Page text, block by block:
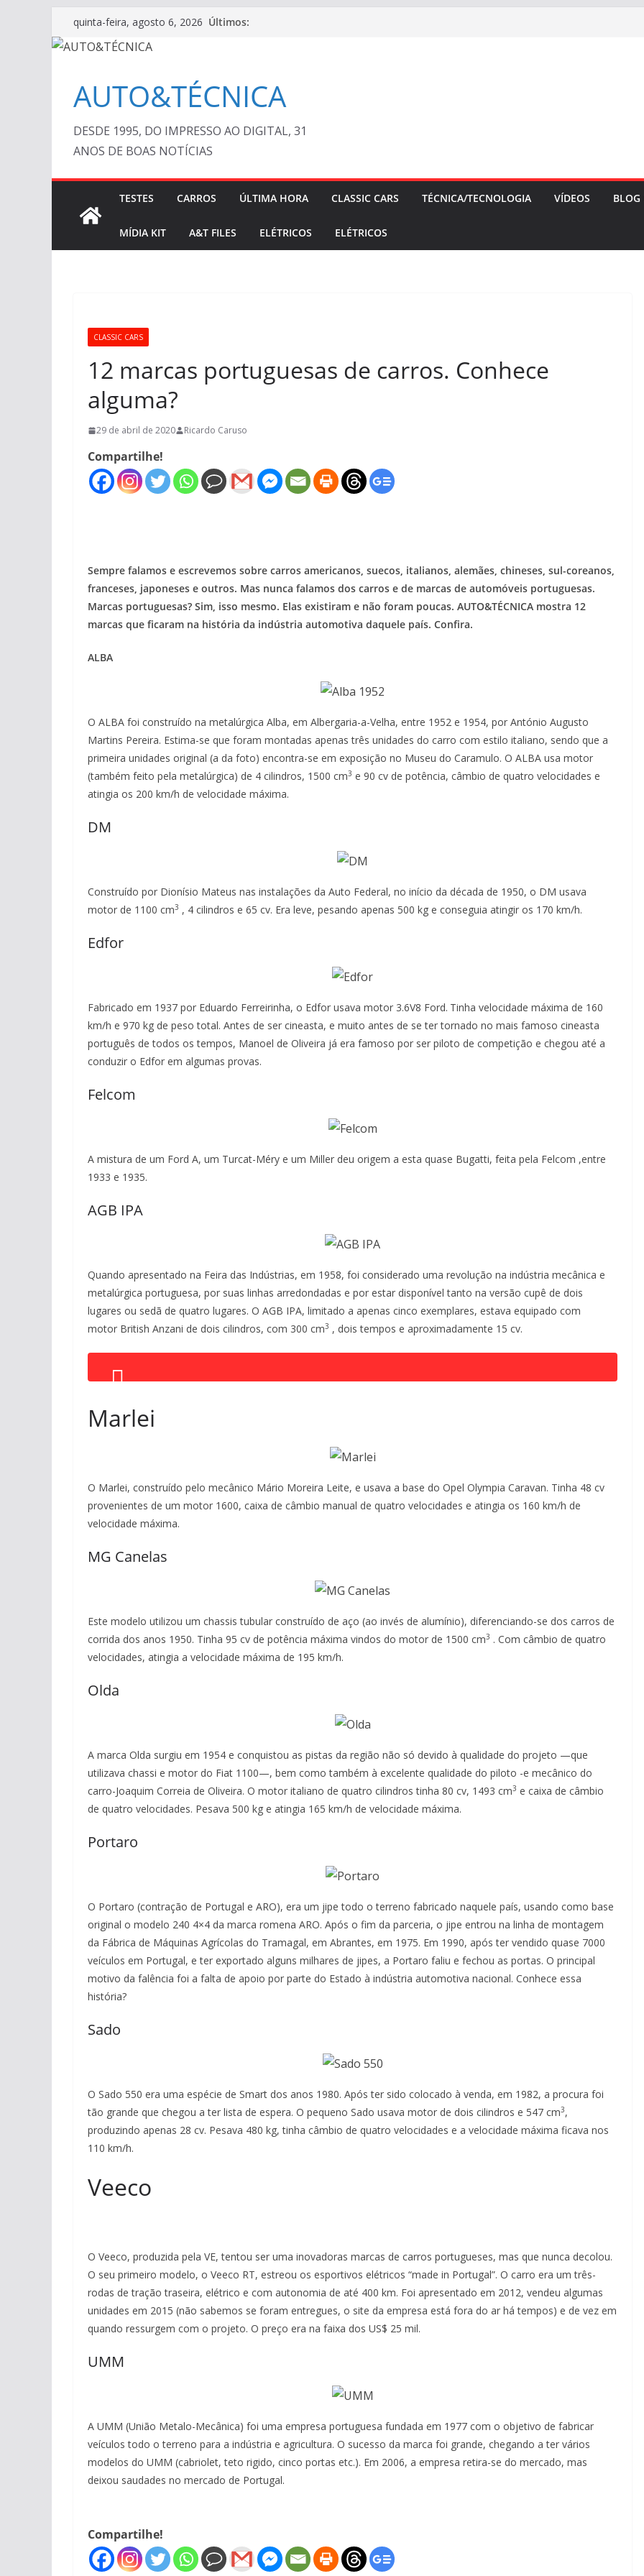
Pular
para
quinta-feira, agosto 6, 2026 Últimos:
AUTO&TÉCNICA
DESDE 1995, DO IMPRESSO AO DIGITAL, 31
ANOS DE BOAS NOTÍCIAS
TESTES CARROS ÚLTIMA HORA CLASSIC CARS TÉCNICA/TECNOLOGIA VÍDEOS BLOG
MÍDIA KIT A&T FILES ELÉTRICOS ELÉTRICOS
CLASSIC CARS
12 marcas portuguesas de carros. Conhece
alguma?
29 de abril de 2020 Ricardo Caruso
Compartilhe!
Sempre falamos e escrevemos sobre carros americanos, suecos, italianos, alemães, chineses, sul-coreanos,
franceses, japoneses e outros. Mas nunca falamos dos carros e de marcas de automóveis portuguesas.
Marcas portuguesas? Sim, isso mesmo. Elas existiram e não foram poucas. AUTO&TÉCNICA mostra 12
marcas que ficaram na história da indústria automotiva daquele país. Confira.
ALBA
O ALBA foi construído na metalúrgica Alba, em Albergaria-a-Velha, entre 1952 e 1954, por António Augusto
Martins Pereira. Estima-se que foram montadas apenas três unidades do carro com estilo italiano, sendo que a
primeira unidades original (a da foto) encontra-se em exposição no Museu do Caramulo. O ALBA usa motor
(também feito pela metalúrgica) de 4 cilindros, 1500 cm3 e 90 cv de potência, câmbio de quatro velocidades e
atingia os 200 km/h de velocidade máxima.
DM
Construído por Dionísio Mateus nas instalações da Auto Federal, no início da década de 1950, o DM usava
motor de 1100 cm3 , 4 cilindros e 65 cv. Era leve, pesando apenas 500 kg e conseguia atingir os 170 km/h.
Edfor
Fabricado em 1937 por Eduardo Ferreirinha, o Edfor usava motor 3.6V8 Ford. Tinha velocidade máxima de 160
km/h e 970 kg de peso total. Antes de ser cineasta, e muito antes de se ter tornado no mais famoso cineasta
português de todos os tempos, Manoel de Oliveira já era famoso por ser piloto de competição e chegou até a
conduzir o Edfor em algumas provas.
Felcom
A mistura de um Ford A, um Turcat-Méry e um Miller deu origem a esta quase Bugatti, feita pela Felcom ,entre
1933 e 1935.
AGB IPA
Quando apresentado na Feira das Indústrias, em 1958, foi considerado uma revolução na indústria mecânica e
metalúrgica portuguesa, por suas linhas arredondadas e por estar disponível tanto na versão cupê de dois
lugares ou sedã de quatro lugares. O AGB IPA, limitado a apenas cinco exemplares, estava equipado com
motor British Anzani de dois cilindros, com 300 cm3 , dois tempos e aproximadamente 15 cv.
Marlei
O Marlei, construído pelo mecânico Mário Moreira Leite, e usava a base do Opel Olympia Caravan. Tinha 48 cv
provenientes de um motor 1600, caixa de câmbio manual de quatro velocidades e atingia os 160 km/h de
velocidade máxima.
MG Canelas
Este modelo utilizou um chassis tubular construído de aço (ao invés de alumínio), diferenciando-se dos carros de
corrida dos anos 1950. Tinha 95 cv de potência máxima vindos do motor de 1500 cm3 . Com câmbio de quatro
velocidades, atingia a velocidade máxima de 195 km/h.
Olda
A marca Olda surgiu em 1954 e conquistou as pistas da região não só devido à qualidade do projeto —que
utilizava chassi e motor do Fiat 1100—, bem como também à excelente qualidade do piloto -e mecânico do
carro-Joaquim Correia de Oliveira. O motor italiano de quatro cilindros tinha 80 cv, 1493 cm3 e caixa de câmbio
de quatro velocidades. Pesava 500 kg e atingia 165 km/h de velocidade máxima.
Portaro
O Portaro (contração de Portugal e ARO), era um jipe todo o terreno fabricado naquele país, usando como base
original o modelo 240 4×4 da marca romena ARO. Após o fim da parceria, o jipe entrou na linha de montagem
da Fábrica de Máquinas Agrícolas do Tramagal, em Abrantes, em 1975. Em 1990, após ter vendido quase 7000
veículos em Portugal, e ter exportado alguns milhares de jipes, a Portaro faliu e fechou as portas. O principal
motivo da falência foi a falta de apoio por parte do Estado à indústria automotiva nacional. Conhece essa
história?
Sado
O Sado 550 era uma espécie de Smart dos anos 1980. Após ter sido colocado à venda, em 1982, a procura foi
tão grande que chegou a ter lista de espera. O pequeno Sado usava motor de dois cilindros e 547 cm3,
produzindo apenas 28 cv. Pesava 480 kg, tinha câmbio de quatro velocidades e a velocidade máxima ficava nos
110 km/h.
Veeco
O Veeco, produzida pela VE, tentou ser uma inovadoras marcas de carros portugueses, mas que nunca decolou.
O seu primeiro modelo, o Veeco RT, estreou os esportivos elétricos “made in Portugal”. O carro era um três-
rodas de tração traseira, elétrico e com autonomia de até 400 km. Foi apresentado em 2012, vendeu algumas
unidades em 2015 (não sabemos se foram entregues, o site da empresa está fora do ar há tempos) e de vez em
quando ressurgem com o projeto. O preço era na faixa dos US$ 25 mil.
UMM
A UMM (União Metalo-Mecânica) foi uma empresa portuguesa fundada em 1977 com o objetivo de fabricar
veículos todo o terreno para a indústria e agricultura. O sucesso da marca foi grande, chegando a ter vários
modelos do UMM (cabriolet, teto rigido, cinco portas etc.). Em 2006, a empresa retira-se do mercado, mas
deixou saudades no mercado de Portugal.
Compartilhe!